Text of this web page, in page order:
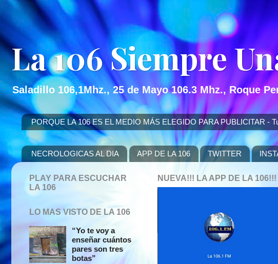
La 106 Siempre
Saladillo 106,1Mhz., 25 de Mayo 106.3 Mhz., Roque
PORQUE LA 106 ES EL MEDIO MÁS ELEGIDO PARA PUBLICITAR -
NECROLOGICAS AL DIA APP DE LA 106 TWITTER
NUEVA!!! LA APP DE LA
PLAY PARA ESCUCHAR
LA 106
LO MAS VISTO DE LA 106
“Yo te voy a
enseñar cuántos
pares son tres
botas”